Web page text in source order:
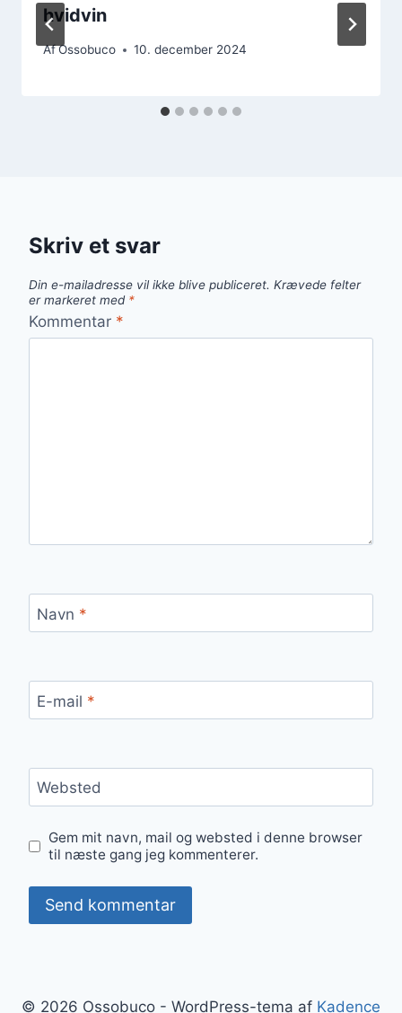
hvidvin
AfOssobuco 10. december 2024
Skriv et svar
Din e-mailadresse vil ikke blive publiceret. Krævede felter
er markeret med *
Kommentar *
Navn *
E-mail *
Websted
Gem mit navn, mail og websted i denne browser
til næste gang jeg kommenterer.
© 2026 Ossobuco - WordPress-tema af Kadence